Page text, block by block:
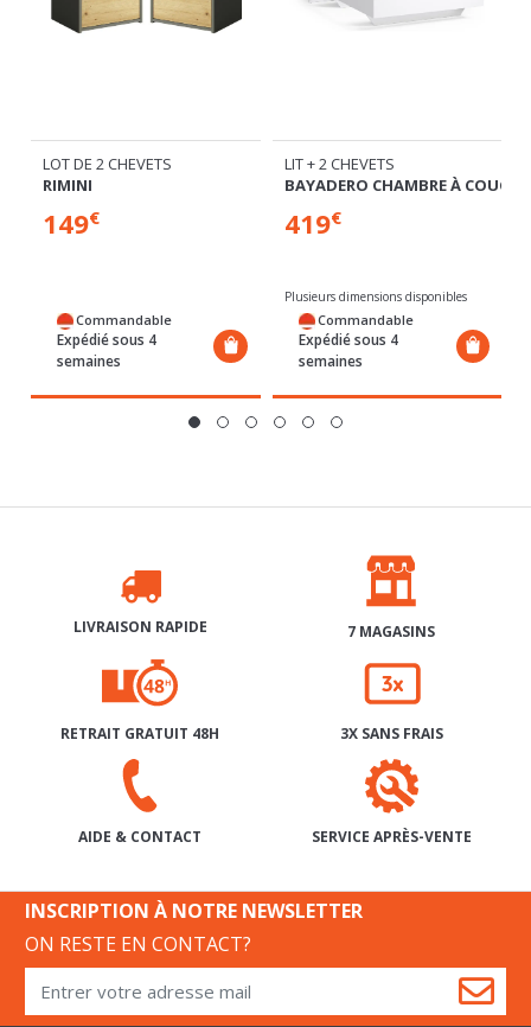
LIT + 2 CHEVETS
BAYADERO CHAMBRE À COUCHER
419€
Expédié sous 4
semaines
LOT DE 2 CHEVETS
WOOD
169€
Commandable
Expédié sous 4
semaines
LIVRAISON RAPIDE 7 MAGASINS
RETRAIT GRATUIT 48H 3X SANS FRAIS
AIDE & CONTACT SERVICE APRÈS-VENTE
ON RESTE EN CONTACT?